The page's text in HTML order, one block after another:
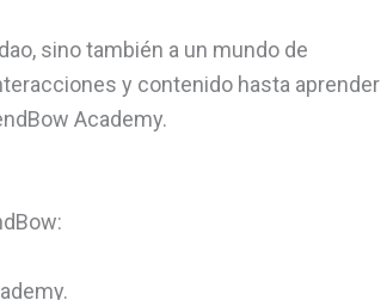
sino también a un mundo de
y contenido hasta aprender
Academy.